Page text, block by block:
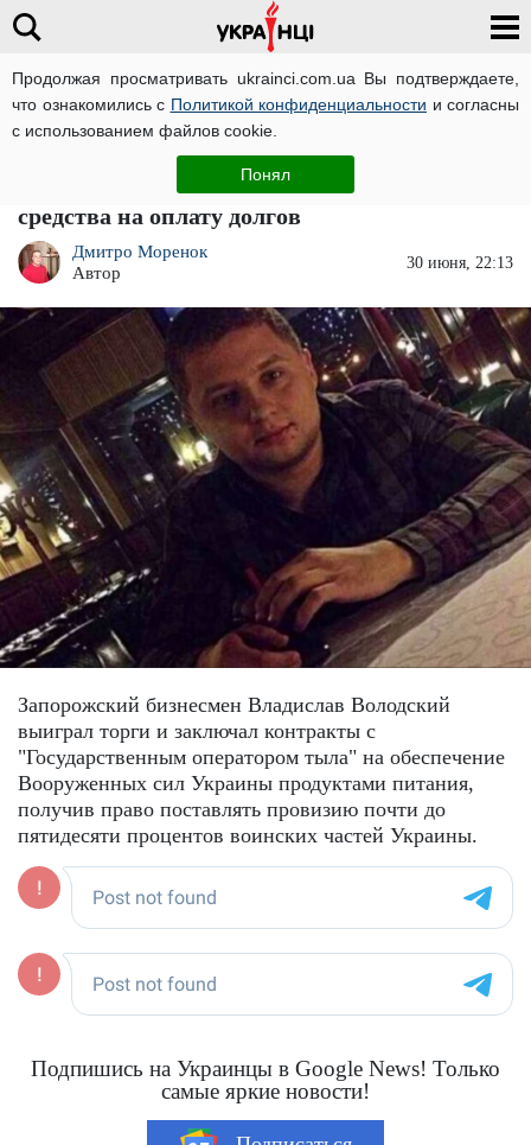
Продолжая просматривать ukrainci.com.ua Вы подтверждаете,
что ознакомились с Политикой конфиденциальности и согласны
с использованием файлов cookie.
Понял
Компромат
Крупный поставщик продуктов питания
ВСУ Владислав Володский растратил
средства на оплату долгов
Дмитро Моренок
Автор
30 июня, 22:13
Запорожский бизнесмен Владислав Володский
выиграл торги и заключал контракты с
"Государственным оператором тыла" на обеспечение
Вооруженных сил Украины продуктами питания,
получив право поставлять провизию почти до
пятидесяти процентов воинских частей Украины.
Подпишись на Украинцы в Google News! Только
самые яркие новости!